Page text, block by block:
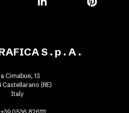
S . p . A .
Cimabue, 13
Castellarano (RE)
Italy